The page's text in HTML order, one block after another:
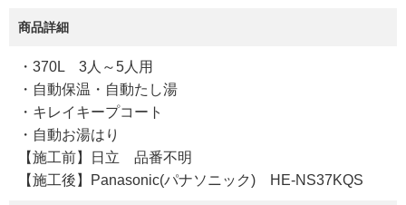
商品詳細
・370L 3人～5人用
・自動保温・自動たし湯
・キレイキープコート
・自動お湯はり
【施工前】日立 品番不明
【施工後】Panasonic(パナソニック) HE-NS37KQS